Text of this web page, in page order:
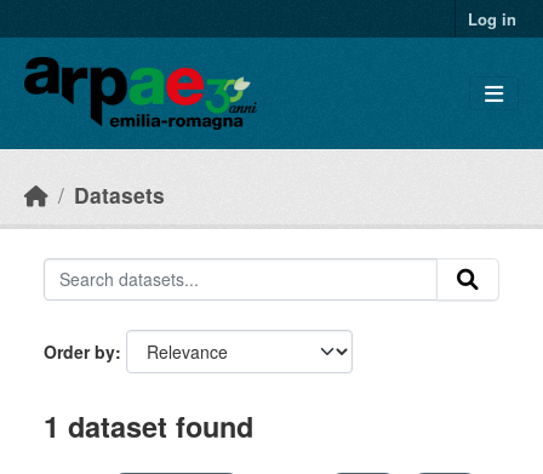
Log in
Datasets
Order by
1 dataset found